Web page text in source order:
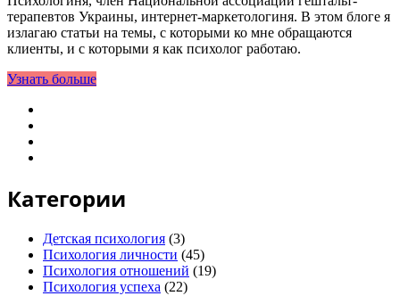
терапевтов Украины, интернет-маркетологиня. В этом блоге я
излагаю статьи на темы, с которыми ко мне обращаются
клиенты, и с которыми я как психолог работаю.
Узнать больше
Категории
Детская психология (3)
Психология личности (45)
Психология отношений (19)
Психология успеха (22)